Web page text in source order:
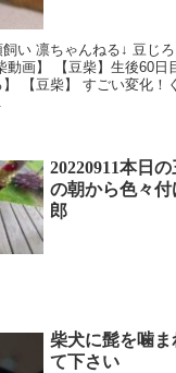
い 凛ちゃんねる↓ 豆じ
画】 【豆柴】生後60日
【豆柴】 すごい変化！
20220911本日
の朝から色々
郎
柴犬に髭を噛
て下さい